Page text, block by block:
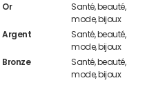
Or
Santé, beauté,
mode, bijoux
Argent
Santé, beauté,
mode, bijoux
Bronze
Santé, beauté,
mode, bijoux